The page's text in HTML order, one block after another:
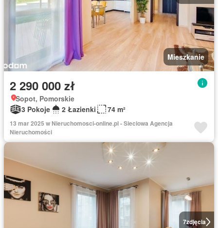
Mieszkanie
2 290 000 zł
Sopot, Pomorskie
3 Pokoje
2 Łazienki 74 m²
13 mar 2025 w Nieruchomosci-online.pl - Sieciowa Agencja
Nieruchomości
7zdjęcia